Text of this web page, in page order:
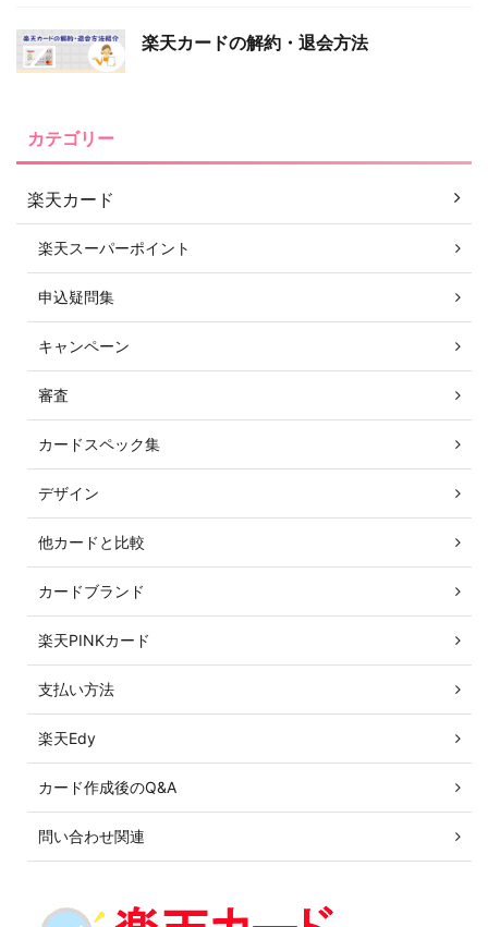
楽天カードの解約・退会方法
カテゴリー
楽天カード
楽天スーパーポイント
申込疑問集
キャンペーン
審査
カードスペック集
デザイン
他カードと比較
カードブランド
楽天PINKカード
支払い方法
楽天Edy
カード作成後のQ&A
問い合わせ関連